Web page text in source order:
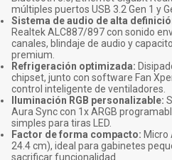
múltiples puertos USB 3.2 Gen 1 y
Sistema de audio de alta
Realtek ALC887/897 con sonido
canales, blindaje de audio y
premium.
Refrigeración optimizada:
chipset, junto con software Fan
control inteligente de ventiladores.
Iluminación RGB personalizable:
Aura Sync con 1x ARGB
simples para tiras LED.
Factor de forma compacto: Micro
24.4 cm), ideal para gabinetes
sacrificar funcionalidad.